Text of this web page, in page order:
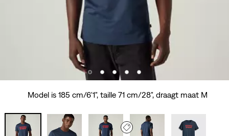
Model is 185 cm/6'1", taille 71 cm/28", draagt maat M